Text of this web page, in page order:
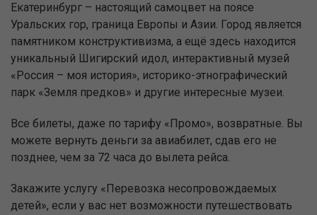
Екатеринбург – настоящий самоцвет на поясе
Уральских гор, граница Европы и Азии. Город является
памятником конструктивизма, а ещё здесь находится
уникальный Шигирский идол, интерактивный музей
«Россия – моя история», историко-этнографический
парк «Земля предков» и другие интересные музеи.
Все билеты, даже по тарифу «Промо», возвратные. Вы
можете вернуть деньги за авиабилет, сдав его не
позднее, чем за 72 часа до вылета рейса.
Закажите услугу «Перевозка несопровождаемых
детей», если у вас нет возможности путешествовать